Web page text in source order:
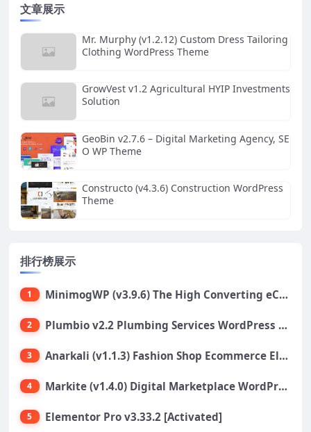
文章展示
Mr. Murphy (v1.2.12) Custom Dress Tailoring
Clothing WordPress Theme
GrowVest v1.2 Agricultural HYIP Investments
Solution
GeoBin v2.7.6 – Digital Marketing Agency, SE
O WP Theme
Constructo (v4.3.6) Construction WordPress
Theme
排行榜展示
1 MinimogWP (v3.9.6) The High Converting eCommerce WordPress Theme
2 Plumbio v2.2 Plumbing Services WordPress Theme
3 Anarkali (v1.1.3) Fashion Shop Ecommerce Elementor Theme
4 Markite (v1.4.0) Digital Marketplace WordPress Theme
5 Elementor Pro v3.33.2 [Activated]